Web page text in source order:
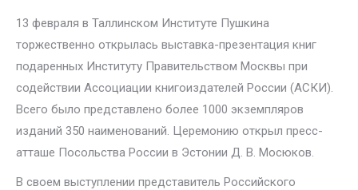
13 февраля в Таллинском Институте Пушкина
торжественно открылась выставка-презентация книг
подаренных Институту Правительством Москвы при
содействии Ассоциации книгоиздателей России (АСКИ).
Всего было представлено более 1000 экземпляров
изданий 350 наименований. Церемонию открыл пресс-
атташе Посольства России в Эстонии Д. В. Мосюков.
В своем выступлении представитель Российского